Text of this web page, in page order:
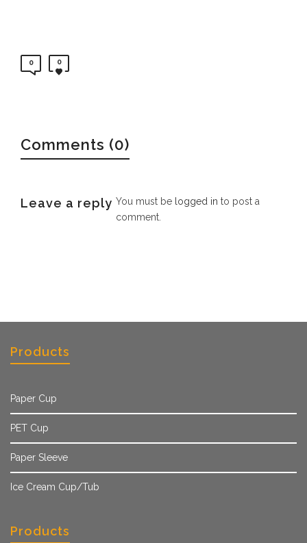
0 0
Comments (0)
Leave a reply You must be logged in to post a
comment.
Products
Paper Cup
PET Cup
Paper Sleeve
Ice Cream Cup/Tub
Products